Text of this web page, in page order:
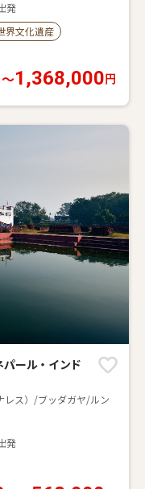
発
界文化遺産
〜1,368,000 円
パール・インド
レス）/ブッダガヤ/ルン
発